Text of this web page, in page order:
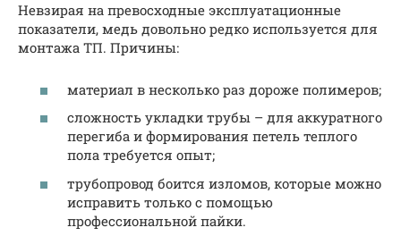
Невзирая на превосходные эксплуатационные
показатели, медь довольно редко используется для
монтажа ТП. Причины:
материал в несколько раз дороже полимеров;
сложность укладки трубы – для аккуратного
перегиба и формирования петель теплого
пола требуется опыт;
трубопровод боится изломов, которые можно
исправить только с помощью
профессиональной пайки.